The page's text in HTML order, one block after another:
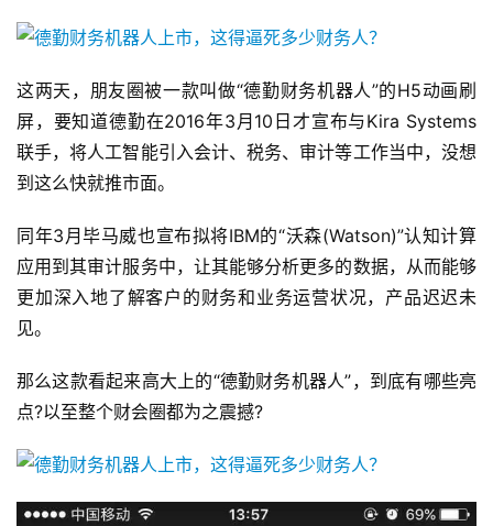
这两天，朋友圈被一款叫做“德勤财务机器人”的H5动画刷
屏，要知道德勤在2016年3月10日才宣布与Kira Systems
联手，将人工智能引入会计、税务、审计等工作当中，没想
到这么快就推市面。
同年3月毕马威也宣布拟将IBM的“沃森(Watson)”认知计算
应用到其审计服务中，让其能够分析更多的数据，从而能够
更加深入地了解客户的财务和业务运营状况，产品迟迟未
见。
那么这款看起来高大上的“德勤财务机器人”，到底有哪些亮
点?以至整个财会圈都为之震撼?